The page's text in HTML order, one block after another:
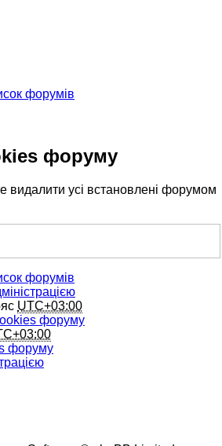
форумів
форуму
видалити усі встановлені форумом
форумів
UTC+03:00
форуму
форуму